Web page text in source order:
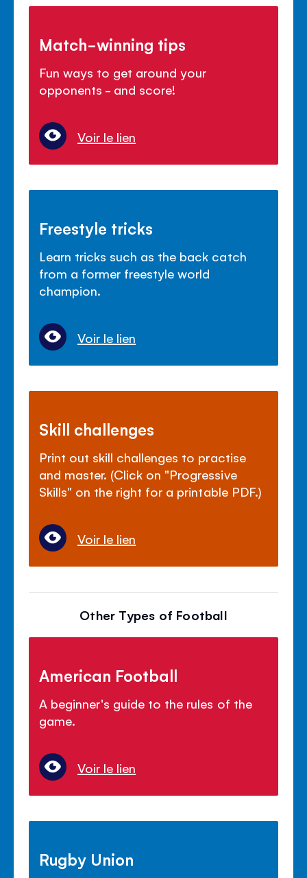
Match-winning tips
Fun ways to get around your
opponents - and score!
Voir le lien
Freestyle tricks
Learn tricks such as the back catch
from a former freestyle world
champion.
Voir le lien
Skill challenges
Print out skill challenges to practise
and master. (Click on "Progressive
Skills" on the right for a printable PDF.)
Voir le lien
Other Types of Football
American Football
A beginner's guide to the rules of the
game.
Voir le lien
Rugby Union